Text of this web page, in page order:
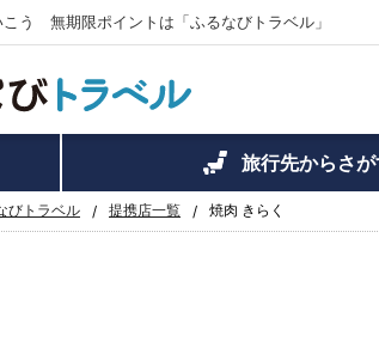
う 無期限ポイントは「ふるなびトラベル」
旅行先からさ
びトラベル 提携店一覧 焼肉 きらく